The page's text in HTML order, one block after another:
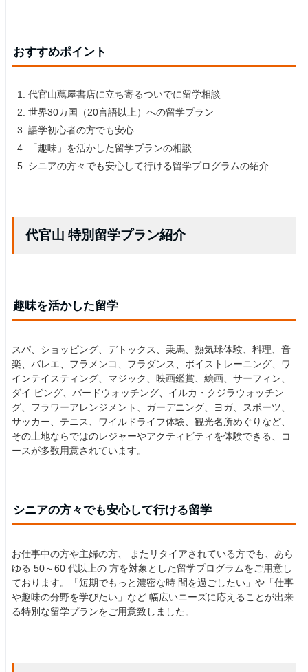
おすすめポイント
代官山蔦屋書店に立ち寄るついでに留学相談
世界30カ国（20言語以上）への留学プラン
語学初心者の方でも安心
「趣味」を活かした留学プランの相談
シニアの方々でも安心して行ける留学プログラムの紹介
代官山 特別留学プラン紹介
趣味を活かした留学
スパ、ショッピング、デトックス、乗馬、熱気球体験、料理、音
楽、バレエ、フラメンコ、フラダンス、ボイストレーニング、ワ
インテイスティング、マジック、映画鑑賞、絵画、サーフィン、
ダイ ビング、バードウォッチング、イルカ・クジラウォッチン
グ、フラワーアレンジメント、ガーデニング、ヨガ、スポーツ、
サッカー、テニス、ワイルドライフ体験、観光名所めぐりなど、
その土地ならではのレジャーやアクティビティを体験できる、コ
ースが多数用意されています。
シニアの方々でも安心して行ける留学
お仕事中の方や主婦の方、 またリタイアされている方でも、あら
ゆる 50～60 代以上の 方を対象とした留学プログラムをご用意し
ております。「短期でもっと濃密な時 間を過ごしたい」や「仕事
や趣味の分野を学びたい」など 幅広いニーズに応えることが出来
る特別な留学プランをご用意致しました。